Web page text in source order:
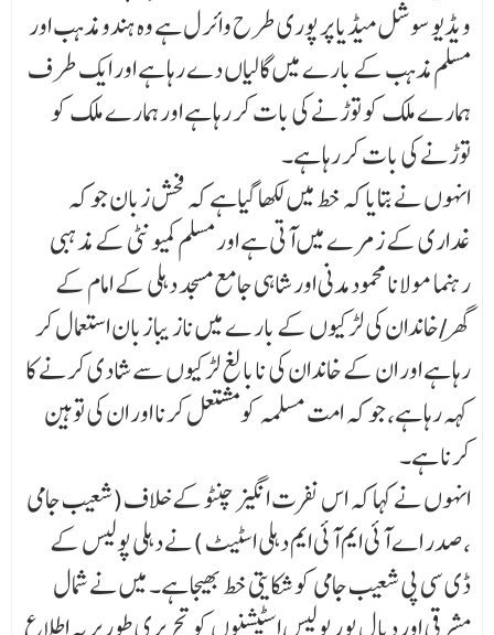
ویڈیو سوشل میڈیا پر پوری طرح وائرل ہے وہ ہندو مذہب اور
مسلم مذہب کے بارے میں گالیاں دے رہا ہے اور ایک طرف
ہمارے ملک کو توڑنے کی بات کر رہا ہے اور ہمارے ملک کو
توڑنے کی بات کر رہا ہے۔
انہوں نے بتایا کہ خط میں لکھا گیاہے کہ فحش زبان جو کہ
غداری کے زمرے میں آتی ہے اور مسلم کمیونٹی کے مذہبی
رہنما مولانا محمود مدنی اور شاہی جامع مسجد دہلی کے امام کے
گھر/خاندان کی لڑکیوں کے بار ے میں ناز یبا زبان استعمال کر
رہا ہے اور ان کے خاندان کی نابالغ لڑکیوں سے شادی کرنے کا
کہہ رہا ہے، جو کہ امت مسلمہ کو مشتعل کرنا اور ان کی توہین
کرنا ہے۔
انہوں نے کہا کہ اس نفرت انگیز چنٹو کے خلاف(شعیب جامی
،صدر اے آئی ایم آئی ایم دہلی اسٹیٹ )نے دہلی پولیس کے
ڈی سی پی شعیب جامی کو شکایتی خط بھیجا ہے۔ میں نے شمال